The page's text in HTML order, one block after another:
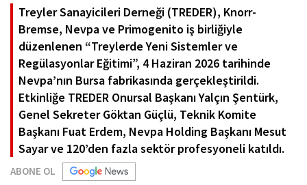
Treyler Sanayicileri Derneği (TREDER), Knorr-
Bremse, Nevpa ve Primogenito iş birliğiyle
düzenlenen “Treylerde Yeni Sistemler ve
Regülasyonlar Eğitimi”, 4 Haziran 2026 tarihinde
Nevpa’nın Bursa fabrikasında gerçekleştirildi.
Etkinliğe TREDER Onursal Başkanı Yalçın Şentürk,
Genel Sekreter Göktan Güçlü, Teknik Komite
Başkanı Fuat Erdem, Nevpa Holding Başkanı Mesut
Sayar ve 120’den fazla sektör profesyoneli katıldı.
ABONE OL